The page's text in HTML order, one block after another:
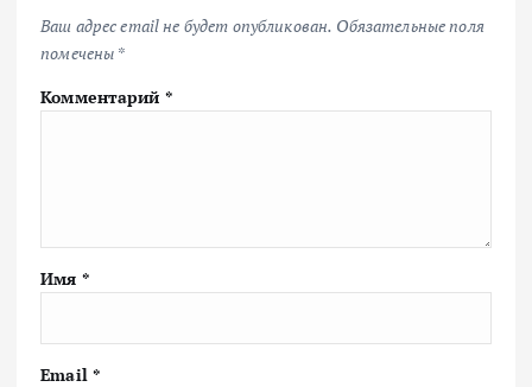
Ваш адрес email не будет опубликован. Обязательные поля
помечены *
Комментарий *
Имя *
Email *